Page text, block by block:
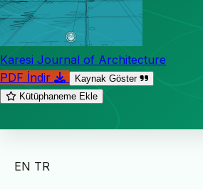
Karesi Journal of Architecture
PDF İndir
Kaynak Göster
Kütüphaneme Ekle
EN TR